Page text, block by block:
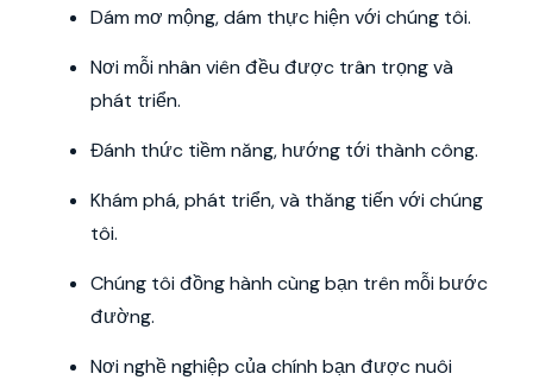
Dám mơ mộng, dám thực hiện với chúng tôi.
Nơi mỗi nhân viên đều được trân trọng và
phát triển.
Đánh thức tiềm năng, hướng tới thành công.
Khám phá, phát triển, và thăng tiến với chúng
tôi.
Chúng tôi đồng hành cùng bạn trên mỗi bước
đường.
Nơi nghề nghiệp của chính bạn được nuôi